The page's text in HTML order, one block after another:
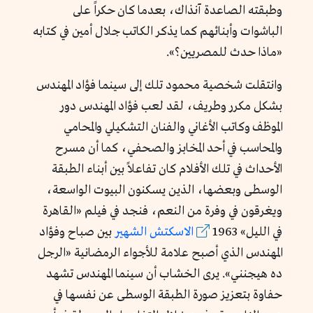
وطبقته الصاعدة آنذاك، بعدما كان حكراً على
الباشوات وأبنائهم كما يذكر الكاتب جلال أمين في كتابه
«ماذا حدث للمصريين؟».
وانتقلت شخصية محمود تلك إلى سينما فؤاد المهندس
بشكل مكرر وطريف، لقد لعب فؤاد المهندس دور
الموظف وكاتب الأغاني والفنان التشكيلي والمحامي
والمحاسب في أحد المخابز والصحفي، كما أن مسرح
الأحداث في تلك الأفلام كان تفاعلاً بين أبناء الطبقة
الوسطى وبعضها، الذين يسكنون البيوت الواسعة،
ويغرقون في وفرة من النعم، فنجد في فيلم «القاهرة
في الليل» 1963
الاسكتش الشهيربين صباح وفؤاد
المهندس الذي أصبح علامة للأجواء الرمضانية «الرجل
ده هيجنني». يرى الخشاب أن سينما المهندس تشهد
حفاوة بتعزيز صورة الطبقة الوسطى عن نفسها في